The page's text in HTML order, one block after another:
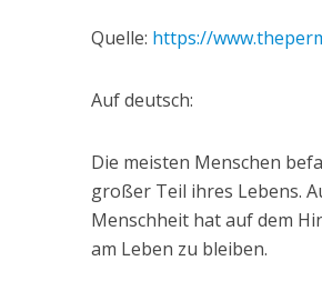
Quelle: https://
Auf deutsch:
Die meisten Menschen
großer Teil ihres Lebens.
Menschheit hat auf dem
am Leben zu bleiben.